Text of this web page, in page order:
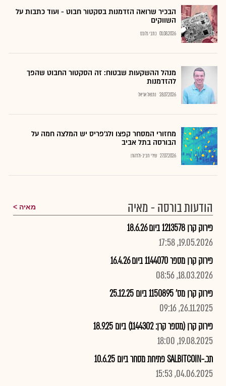
הבכיר שרואה הזדמנות בסקטור חבוט - ועוד כתבות על
השווקים
01.08.2026 כתבי גלובס
מנהל ההשקעות שבטוח: זה הסקטור החבוט שהפך
להזדמנות
28.07.2026 נתנאל אריאל
מחזורי המסחר קפצו ולג'פריס יש המלצה חמה על
הבורסה בתל אביב
27.07.2026 שירי חביב-ולדהורן
הודעות בורסה - מאיה מאיה
פירוק קרן 1213578 ביום 18.6.26
19.05.2026, 17:58
פירוק קרן מספר 1144070 ביום 16.4.26
18.03.2026, 08:56
פירוק קרן מס' 1150895 ביום 25.12.25
26.11.2025, 09:16
פירוק קרן (מספר קרן: 1144302) ביום 18.9.25
19.08.2025, 18:00
תכ.-SALBITCOIN פתיחת מסחר ביום 10.6.25
04.06.2025, 15:53